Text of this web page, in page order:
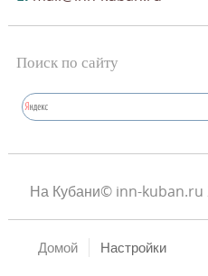
Поиск по сайту
На Кубани© inn-kuban.ru
Домой Настройки